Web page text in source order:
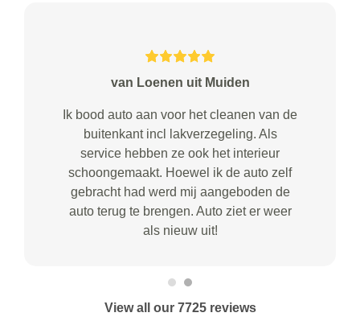
van Loenen uit Muiden
Ik bood auto aan voor het cleanen van de
buitenkant incl lakverzegeling. Als
service hebben ze ook het interieur
schoongemaakt. Hoewel ik de auto zelf
gebracht had werd mij aangeboden de
auto terug te brengen. Auto ziet er weer
als nieuw uit!
View all our 7725 reviews